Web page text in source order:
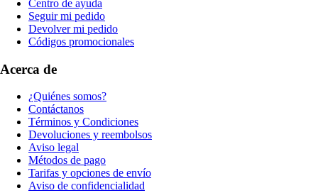
Centro de ayuda
Seguir mi pedido
Devolver mi pedido
Códigos promocionales
Acerca de
¿Quiénes somos?
Contáctanos
Términos y Condiciones
Devoluciones y reembolsos
Aviso legal
Métodos de pago
Tarifas y opciones de envío
Aviso de confidencialidad